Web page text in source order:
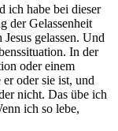
ich habe bei dieser
der Gelassenheit
gelassen. Und
In der
oder einem
oder sie ist, und
nicht. Das übe ich
ich so lebe,